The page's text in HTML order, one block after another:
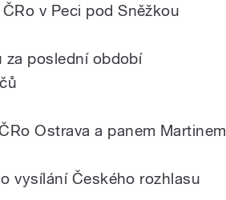
v Peci pod Sněžkou
za poslední období
Ostrava a panem Martinem
vysílání Českého rozhlasu